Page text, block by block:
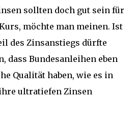
sollten doch gut sein für
möchte man meinen. Ist
des Zinsanstiegs dürfte
dass Bundesanleihen eben
Qualität haben, wie es in
ultratiefen Zinsen